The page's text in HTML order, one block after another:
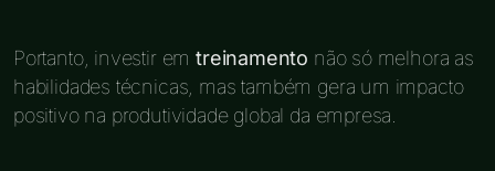
Portanto, investir emtreinamento não só melhora as
habilidades técnicas, mas também gera um impacto
positivo na produtividade global da empresa.